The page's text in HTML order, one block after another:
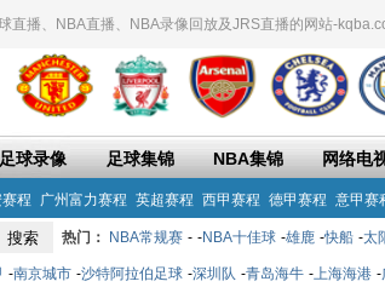
直播、NBA直播、NBA录像回放及JRS直播的网站-
足球录像 足球集锦 NBA集锦 网络电
程 广州富力赛程 英超赛程 西甲赛程 德甲赛程 意甲赛
热门： NBA常规赛 - -NBA十佳球 -雄鹿 -快船 -太
-南京城市 -沙特阿拉伯足球 -深圳队 -青岛海牛 -上海海港 -